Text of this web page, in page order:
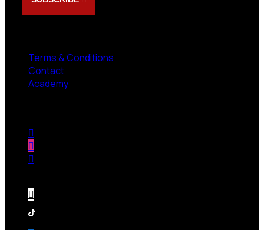
Terms & Conditions
Contact
Academy